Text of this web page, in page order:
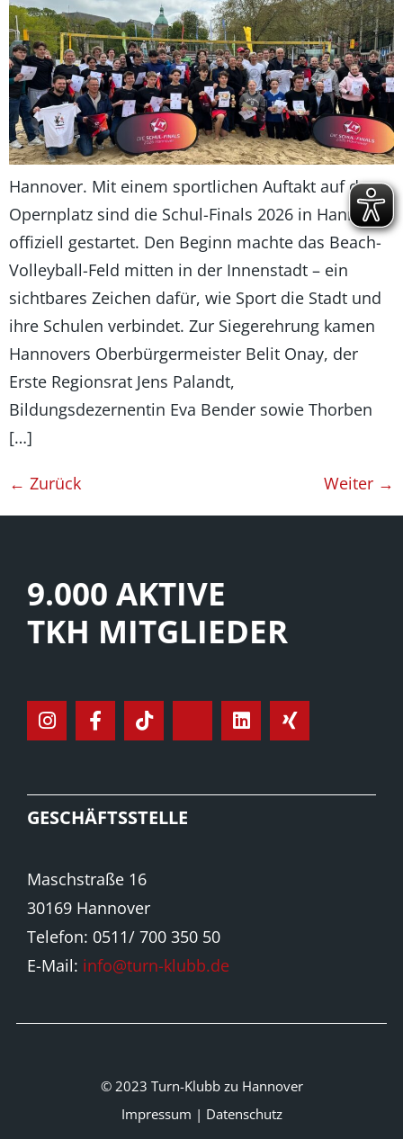
Hannover. Mit einem sportlichen Auftakt auf dem
Opernplatz sind die Schul-Finals 2026 in Hannover
offiziell gestartet. Den Beginn machte das Beach-
Volleyball-Feld mitten in der Innenstadt – ein
sichtbares Zeichen dafür, wie Sport die Stadt und
ihre Schulen verbindet. Zur Siegerehrung kamen
Hannovers Oberbürgermeister Belit Onay, der
Erste Regionsrat Jens Palandt,
Bildungsdezernentin Eva Bender sowie Thorben
[…]
← Zurück Weiter →
9.000 AKTIVE
TKH MITGLIEDER
GESCHÄFTSSTELLE
Maschstraße 16
30169 Hannover
Telefon: 0511/ 700 350 50
E-Mail: info@turn-klubb.de
© 2023 Turn-Klubb zu Hannover
Impressum | Datenschutz